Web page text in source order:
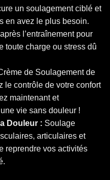
un soulagement ciblé et
en avez le plus besoin.
l’entraînement pour
toute charge ou stress dû
de Soulagement de
le contrôle de votre confort
maintenant et
vie sans douleur !
Douleur : Soulage
articulaires et
reprendre vos activités